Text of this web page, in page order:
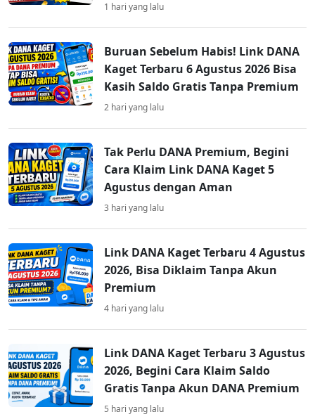
1 hari yang lalu
Buruan Sebelum Habis! Link DANA
Kaget Terbaru 6 Agustus 2026 Bisa
Kasih Saldo Gratis Tanpa Premium
2 hari yang lalu
Tak Perlu DANA Premium, Begini
Cara Klaim Link DANA Kaget 5
Agustus dengan Aman
3 hari yang lalu
Link DANA Kaget Terbaru 4 Agustus
2026, Bisa Diklaim Tanpa Akun
Premium
4 hari yang lalu
Link DANA Kaget Terbaru 3 Agustus
2026, Begini Cara Klaim Saldo
Gratis Tanpa Akun DANA Premium
5 hari yang lalu